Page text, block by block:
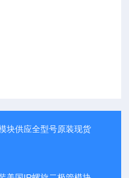
块供应全型号原装现货